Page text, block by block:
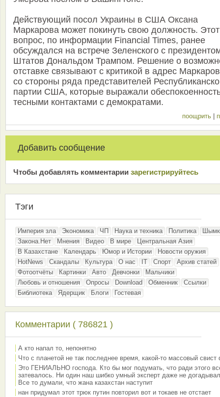
Действующий посол Украины в США Оксана
Маркарова может покинуть свою должность. Этот
вопрос, по информации Financial Times, ранее
обсуждался на встрече Зеленского с
Штатов Дональдом Трампом. Решение о
отставке связывают с критикой в адрес
со стороны ряда представителей
партии США, которые выражали
тесными контактами с демократами.
поощрить |
Добавить сообщение
Чтобы добавлять комментарии зарeгиcтрирyйтeсь
Тэги
Империя зла Экономика ЧП Наука и техника Политика
Закона.Нет
Мнения Видео В мире
Центральная Азия
В Казахстане
Календарь Юмор и Истории
Новости оружия
HotNews
Скандалы Культура О нас IT Спорт
Архив статей
Фотоотчёты
Картинки Авто Девчонки
Мальчики
Любовь и отношения
Опросы Download Обменник
Ссылки
Библиотека
Ядерщик Блоги Гостевая
Комментарии ( 786821 )
А кто напал то, непонятно
Что с планетой не так последнее время, какой-то массовый свист
Это ГЕНИАЛЬНО господа. Кто бы мог подумать, что ради этого
затевалось. Ни один наш шибко умный эксперт даже не
Все то думали, что жана казахстан наступит
нан придумал этот трюк путин повторил вот и токаев не отстает